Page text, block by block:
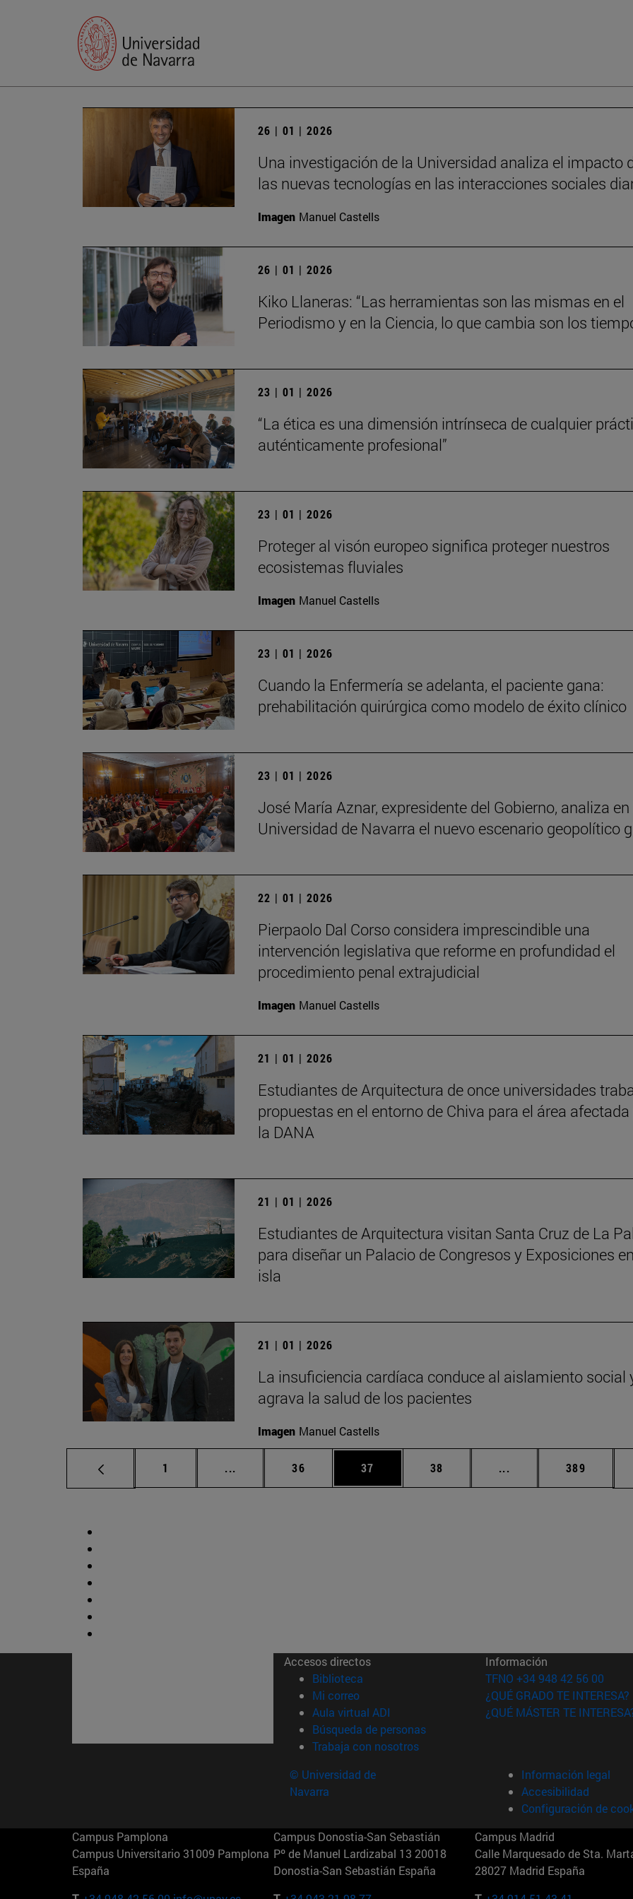
26 | 01 | 2026
Una investigación de la Universidad analiza el impacto
las nuevas tecnologías en las interacciones sociales
Imagen Manuel Castells
26 | 01 | 2026
Kiko Llaneras: “Las herramientas son las mismas en el
Periodismo y en la Ciencia, lo que cambia son los
23 | 01 | 2026
“La ética es una dimensión intrínseca de cualquier
auténticamente profesional”
23 | 01 | 2026
Proteger al visón europeo significa proteger nuestros
ecosistemas fluviales
Imagen Manuel Castells
23 | 01 | 2026
Cuando la Enfermería se adelanta, el paciente gana:
prehabilitación quirúrgica como modelo de éxito clínico
23 | 01 | 2026
José María Aznar, expresidente del Gobierno, analiza en
Universidad de Navarra el nuevo escenario geopolítico
22 | 01 | 2026
Pierpaolo Dal Corso considera imprescindible una
intervención legislativa que reforme en profundidad el
procedimiento penal extrajudicial
Imagen Manuel Castells
21 | 01 | 2026
Estudiantes de Arquitectura de once universidades
propuestas en el entorno de Chiva para el área
la DANA
21 | 01 | 2026
Estudiantes de Arquitectura visitan Santa Cruz de La
para diseñar un Palacio de Congresos y Exposiciones
isla
21 | 01 | 2026
La insuficiencia cardíaca conduce al aislamiento social
agrava la salud de los pacientes
Imagen Manuel Castells
Página
1 ... Páginas intermedias Use TAB para desplazarse.
Página
36 Página
37 Página
38 ... Páginas intermedias
Página
389
Accesos directos
Biblioteca (abre en nueva ventana)
Mi correo(abre en nueva ventana)
Aula virtual ADI (abre en nueva ventana)
Búsqueda de personas(abre en nueva ventana)
Trabaja con nosotros(abre en nueva ventana)
Información
TFNO +34 948 42 56 00
¿QUÉ GRADO TE INTERESA?
¿QUÉ MÁSTER TE
© Universidad de
Navarra
Información legal
Accesibilidad
Configuración de
Campus Pamplona
Campus Universitario 31009 Pamplona
España
Campus Donostia-San Sebastián
Pº de Manuel Lardizabal 13 20018
Donostia-San Sebastián España
Campus Madrid
Calle Marquesado de Sta.
28027 Madrid España